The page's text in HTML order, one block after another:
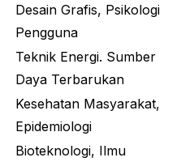
Desain Grafis, Psikologi
Pengguna
Teknik Energi. Sumber
Daya Terbarukan
Kesehatan Masyarakat,
Epidemiologi
Bioteknologi, Ilmu